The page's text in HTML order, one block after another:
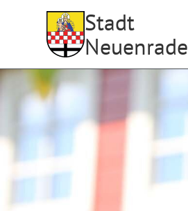
Stadt
Neuenrade